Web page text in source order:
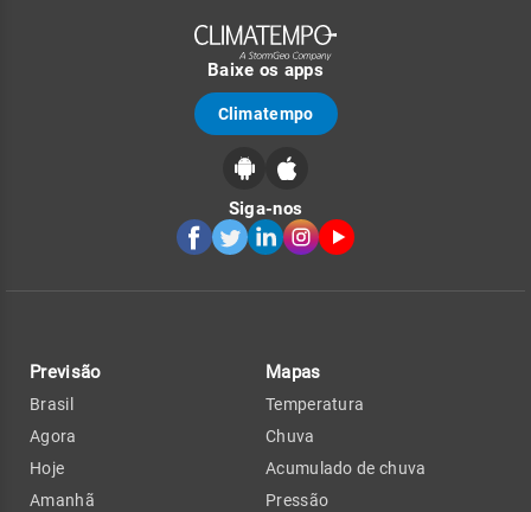
Baixe os apps
Climatempo
Siga-nos
Previsão
Brasil
Agora
Hoje
Amanhã
Mapas
Temperatura
Chuva
Acumulado de chuva
Pressão